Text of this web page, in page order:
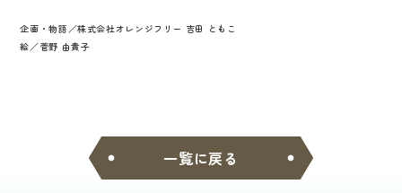
企画・物語／株式会社オレンジフリー 吉田 ともこ
絵／菅野 由貴子
一覧に戻る